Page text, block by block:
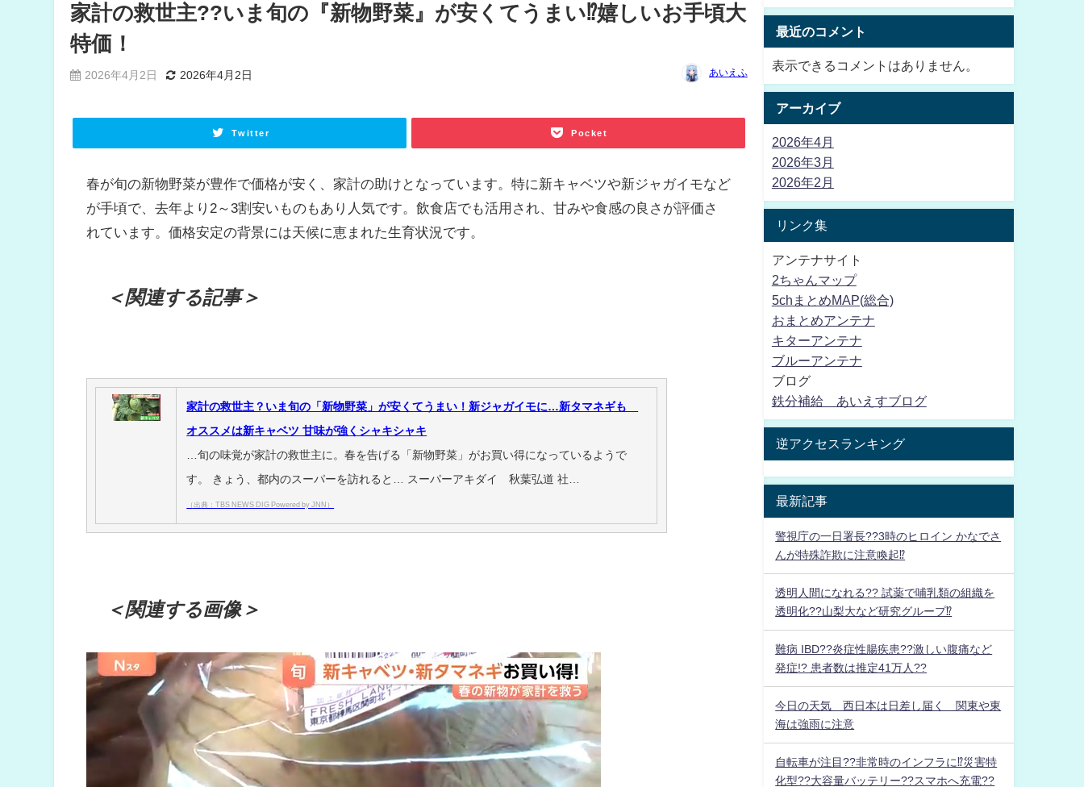
家計の救世主??いま旬の『新物野菜』が安くてうまい⁉嬉しいお手頃大
特価！
2026年4月2日 2026年4月2日 あいえふ
Twitter Pocket
春が旬の新物野菜が豊作で価格が安く、家計の助けとなっています。特に新キャベツや新ジャガイモなど
が手頃で、去年より2～3割安いものもあり人気です。飲食店でも活用され、甘みや食感の良さが評価さ
れています。価格安定の背景には天候に恵まれた生育状況です。
＜関連する記事＞
家計の救世主？いま旬の「新物野菜」が安くてうまい！新ジャガイモに…新タマネギも
オススメは新キャベツ 甘味が強くシャキシャキ
…旬の味覚が家計の救世主に。春を告げる「新物野菜」がお買い得になっているようで
す。 きょう、都内のスーパーを訪れると… スーパーアキダイ 秋葉弘道 社…
（出典：TBS NEWS DIG Powered by JNN）
＜関連する画像＞
最近のコメント
表示できるコメントはありません。
アーカイブ
2026年4月
2026年3月
2026年2月
リンク集
アンテナサイト
2ちゃんマップ
5chまとめMAP(総合)
おまとめアンテナ
キターアンテナ
ブルーアンテナ
ブログ
鉄分補給 あいえすブログ
逆アクセスランキング
最新記事
警視庁の一日署長??3時のヒロイン かなでさ
んが特殊詐欺に注意喚起⁉
透明人間になれる?? 試薬で哺乳類の組織を
透明化??山梨大など研究グループ⁉
難病 IBD??炎症性腸疾患??激しい腹痛など
発症!? 患者数は推定41万人??
今日の天気 西日本は日差し届く 関東や東
海は強雨に注意
自転車が注目??非常時のインフラに⁉災害特
化型??大容量バッテリー??スマホへ充電??